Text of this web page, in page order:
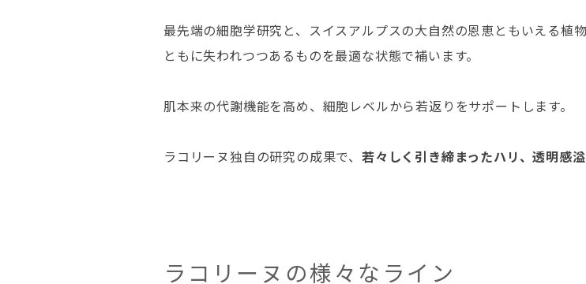
最先端の細胞学研究と、スイスアルプスの大自然の恩恵ともいえる植
ともに失われつつあるものを最適な状態で補います。
肌本来の代謝機能を高め、細胞レベルから若返りをサポートします。
ラコリーヌ独自の研究の成果で、若々しく引き締まったハリ、透明感
ラコリーヌの様々なライン